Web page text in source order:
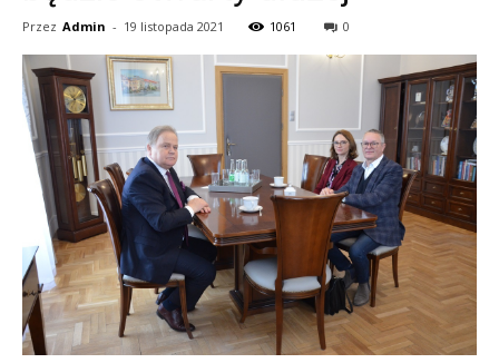
Przez Admin - 19 listopada 2021 1061 0